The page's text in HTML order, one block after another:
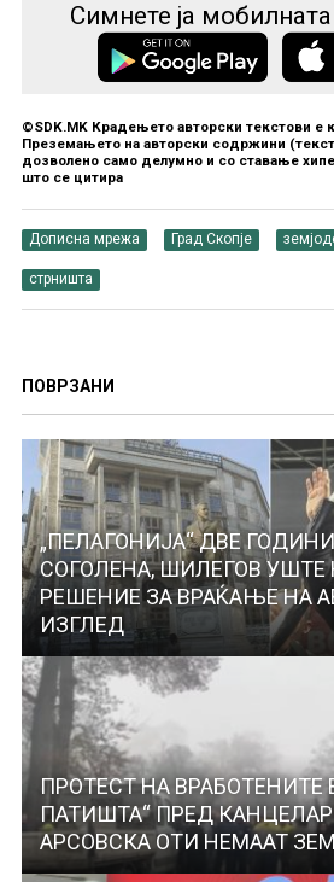
Симнете ја
©SDK.MK Крадењето авторски текстови е
Преземањето на авторски содржини
дозволено само делумно и со ставање
што се цитира
Дописна мрежа Град Скопје
стрништа
ПОВРЗАНИ
„ПЕЛАГОНИЈА“ ДВЕ
СОГОЛЕНА, ШИЛЕГОВ
РЕШЕНИЕ ЗА ВРАЌАЊЕ НА
ИЗГЛЕД
ПРОТЕСТ НА ВРАБОТЕНИТЕ
ПАТИШТА“ ПРЕД
АРСОВСКА ОТИ НЕМААТ